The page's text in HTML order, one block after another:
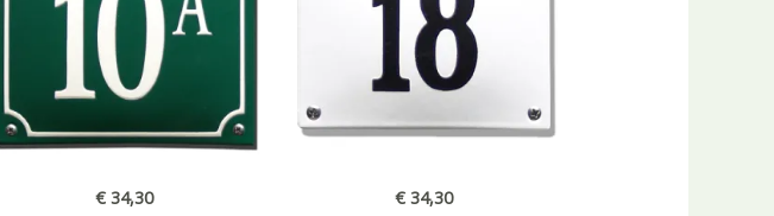
€ 34,30 €34,30